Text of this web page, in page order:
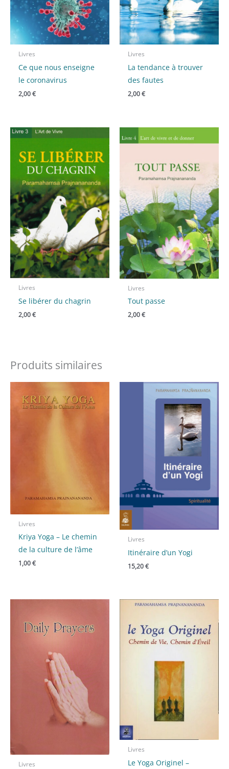
Livres
Ce que nous enseigne
le coronavirus
2,00€
Livres
La tendance à trouver
des fautes
2,00€
Livres
Se libérer du chagrin
2,00€
Livres
Tout passe
2,00€
Produits similaires
Livres
Kriya Yoga – Le chemin
de la culture de l’âme
1,00€
Livres
Itinéraire d’un Yogi
15,20€
Livres
Livres
Le Yoga Originel –